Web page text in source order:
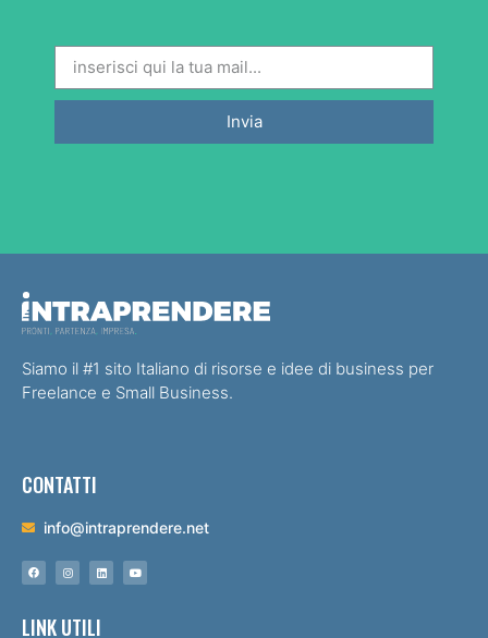
Invia
Siamo il #1 sito Italiano di risorse e idee di business per
Freelance e Small Business.
CONTATTI
info@intraprendere.net
LINK UTILI